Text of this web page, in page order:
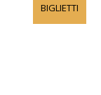
BIGLIETTI